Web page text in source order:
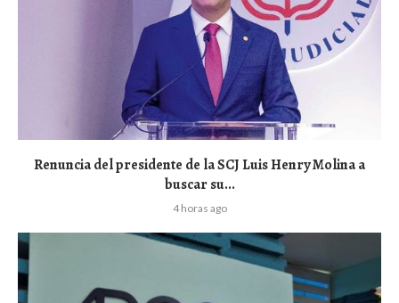
Renuncia del presidente de la SCJ Luis Henry Molina a
buscar su...
4 horas ago